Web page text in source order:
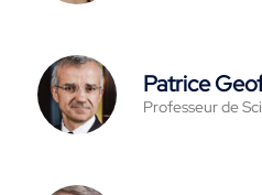
Patrice
Professeur de